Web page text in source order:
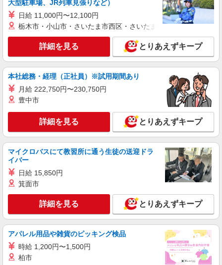
正社員
株式会社光商
再生資源の収集・運搬ドライバー
月給265,000円〜368,000円＋残業代＋諸手当
※運転手当・ユニック作業手当等一律手当含む ※
給与幅は能力・経験による ☆経験者の方は前職給
与考慮いたします。 ≪月収例≫348,000円（月給
265,000円、残業代等諸手当含む）
尼崎ヤード：兵庫県尼崎市戸ノ内3丁目32-6 ※
面接は大阪営業所（大阪府吹田市芳野町5-25
parks江坂101） にて行います。
詳細を見る
五代産業株式会社
レンタルマットのルートサービス社員
月給：281,160円 （固定割増手当含む） 1 基
本給 210,600円 2 固定割増手当 70,560
円 （45時間分の時間外手当として、時間外労働
超える時間外労働分についての割増賃金は、法定
通りの計算にて追加で支給 ※試用期間3か月あり
給与条件は同上。 初月の給与は日割りにて算
出。 月額×（勤務日数÷当月度の会社営業日数）
〈本社〉兵庫県尼崎市武庫川町1-5 ★自転車・
キープ 詳細を見る
パート
株式会社魚国総本社
福祉施設への給食配送・調理補助
大型駐車場、JR列車見張りなど）
日給 11,000円〜12,100円
栃木市・小山市・さいたま市西区・さいたま市岩槻区・久喜市・
詳細を見る とりあえずキープ
本社総務・経理（正社員）※試用期間あり
月給 222,750円〜230,750円
豊中市
詳細を見る とりあえずキープ
マイクロバスにて教習所に通う生徒の送迎ドラ
イバー
日給 15,850円
箕面市
詳細を見る とりあえずキープ
アパレル用品や雑貨のピッキング検品
時給 1,200円〜1,500円
柏市